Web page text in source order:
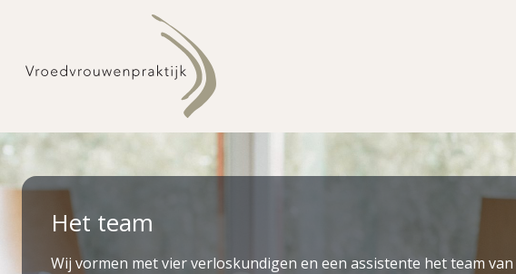
Het team
Wij vormen met vier verloskundigen en een assistente het team van